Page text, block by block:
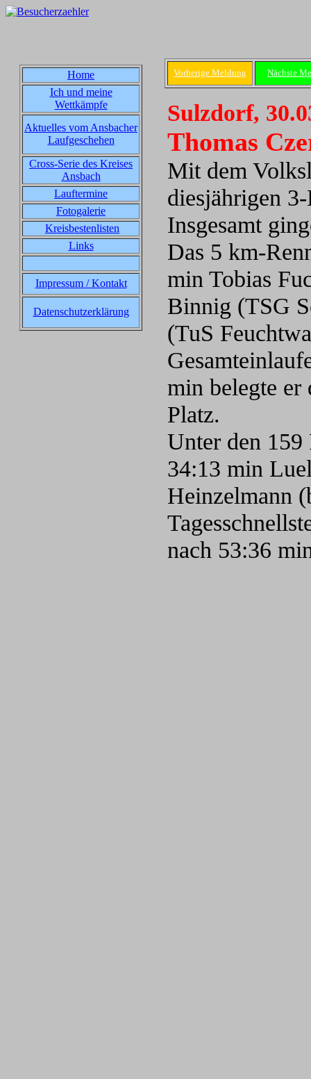
Home
Ich und meine
Wettkämpfe
Aktuelles vom Ansbacher
Laufgeschehen
Cross-Serie des Kreises
Ansbach
Lauftermine
Fotogalerie
Kreisbestenlisten
Links
Impressum / Kontakt
Datenschutzerklärung
Vorherige Meldung Nächste
Sulzdorf,
Thomas
Mit dem
diesjährigen
Insgesamt
Das 5 km-
min Tobias
Binnig (TSG
(TuS
min belegte er
Platz.
Unter den 159
34:13 min
Heinzelmann
nach 53:36